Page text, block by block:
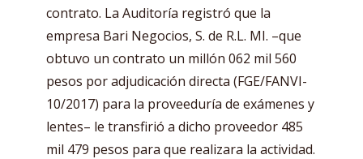
contrato. La Auditoría registró que la
empresa Bari Negocios, S. de R.L. MI. –que
obtuvo un contrato un millón 062 mil 560
pesos por adjudicación directa (FGE/FANVI-
10/2017) para la proveeduría de exámenes y
lentes– le transfirió a dicho proveedor 485
mil 479 pesos para que realizara la actividad.